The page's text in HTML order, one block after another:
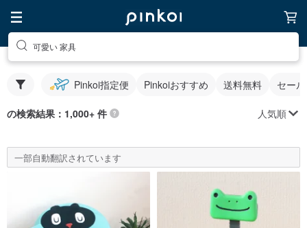
可愛い 家具
Pinkoi指定便 Pinkoiおすすめ 送料無料 セー
の検索結果：1,000+ 件 人気順
一部自動翻訳されています